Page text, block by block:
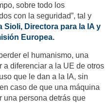
sobre todo los
con la seguridad”, tal y
Sioli, Directora para la IA y
Europea.
el humanismo, una
diferenciar a la UE de otros
que le dan a la IA, sin
caso de que una máquina
una persona detrás que